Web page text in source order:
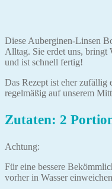
Diese Auberginen-Linsen
Alltag. Sie erdet uns, bringt
und ist schnell fertig!
Das Rezept ist eher zufällig
regelmäßig auf unserem
Zutaten: 2
Achtung:
Für eine bessere
vorher in Wasser